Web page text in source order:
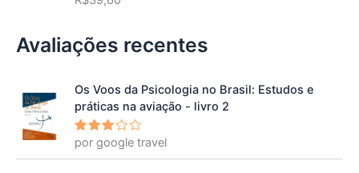
Avaliações recentes
Os Voos da Psicologia no Brasil: Estudos e
práticas na aviação - livro 2
Avalia
ção3
por google travel